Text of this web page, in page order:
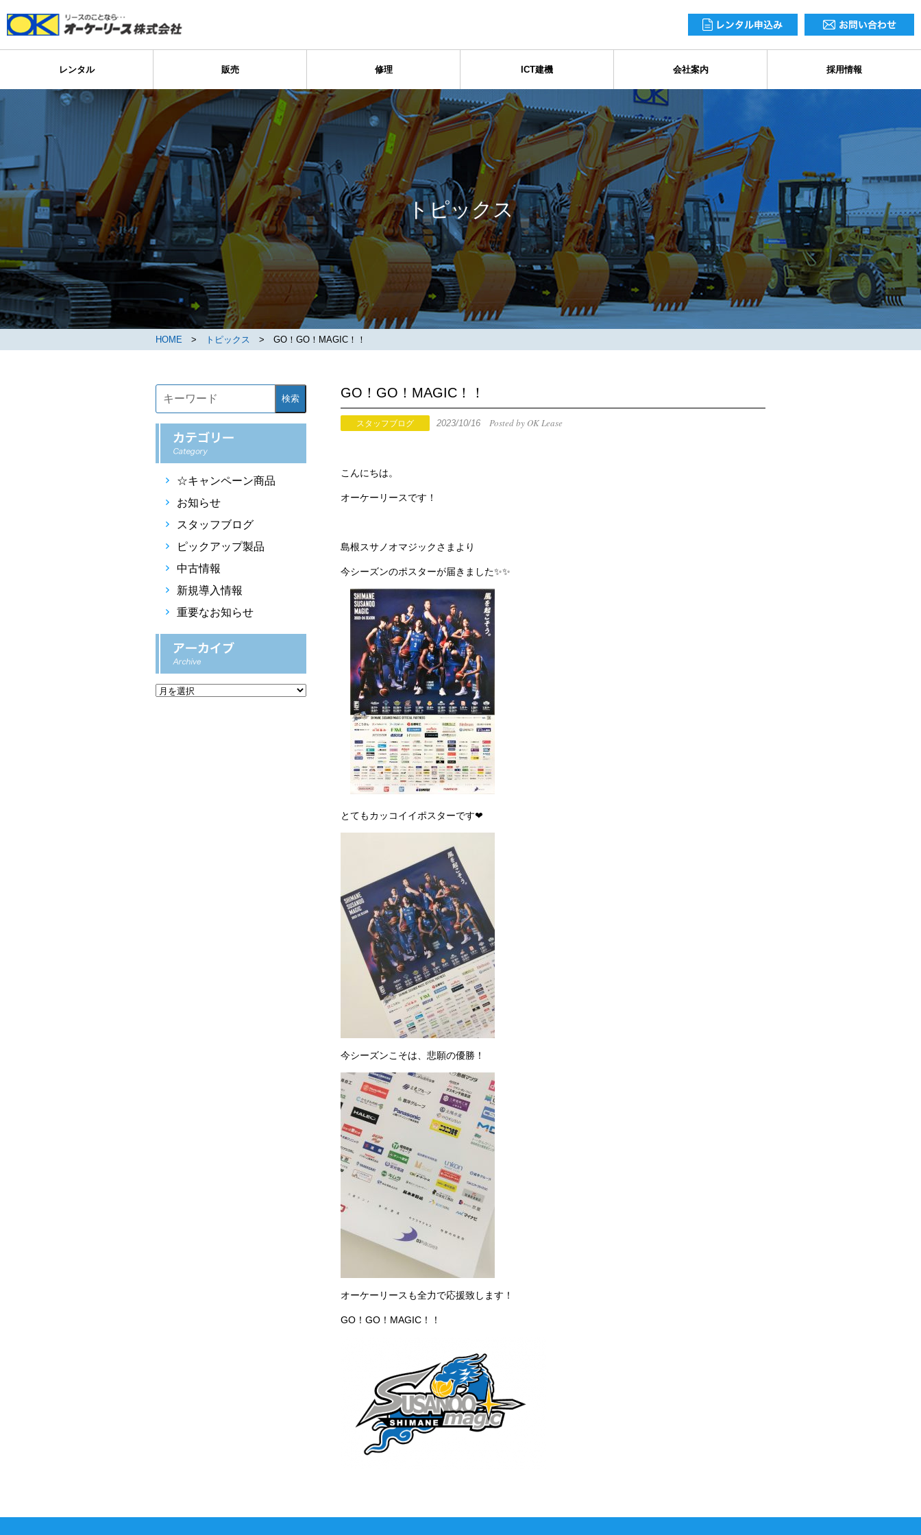
レンタル 販売 修理 ICT建機 会社案内 採用情報
トピックス
HOME > トピックス > GO！GO！MAGIC！！
GO！GO！MAGIC！！
スタッフブログ 2023/10/16 Posted by OK Lease
こんにちは。
オーケーリースです！
島根スサノオマジックさまより
今シーズンのポスターが届きました✨✨
とてもカッコイイポスターです❤
今シーズンこそは、悲願の優勝！
オーケーリースも全力で応援致します！
GO！GO！MAGIC！！
検索
☆キャンペーン商品
お知らせ
スタッフブログ
ピックアップ製品
中古情報
新規導入情報
重要なお知らせ